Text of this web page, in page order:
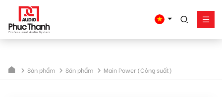
google-site-
verification=yz2nPeAgpmlr59pferIuX8UyGk4jogeTFsPvrVpGyHo
Sản phẩm
Sản phẩm Sản phẩm Main Power (Công suất)